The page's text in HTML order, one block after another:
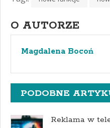
O AUTORZE
Magdalena Bocoń
PODOBNE
Reklama w